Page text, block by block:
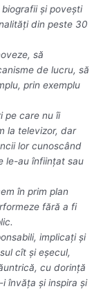
și povești
din peste 30
să
de lucru, să
prin exemplu
pe care nu îi
la televizor, dar
lor cunoscând
le-au înființat sau
în prim plan
fără a fi
implicați și
cît și eșecul,
cu dorință
învăța și inspira și